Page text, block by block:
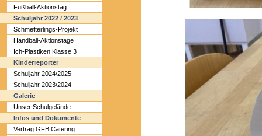
Fußball-Aktionstag
Schuljahr 2022 / 2023
Schmetterlings-Projekt
Handball-Aktionstage
Ich-Plastiken Klasse 3
Kinderreporter
Schuljahr 2024/2025
Schuljahr 2023/2024
Galerie
Unser Schulgelände
Infos und Dokumente
Vertrag GFB Catering